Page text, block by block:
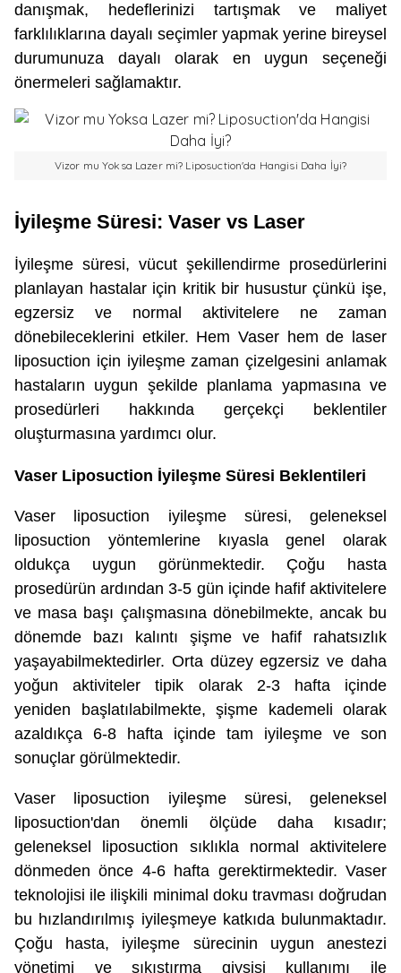
danışmak, hedeflerinizi tartışmak ve maliyet
farklılıklarına dayalı seçimler yapmak yerine bireysel
durumunuza dayalı olarak en uygun seçeneği
önermeleri sağlamaktır.
Vizor mu Yoksa Lazer mi? Liposuction'da Hangisi Daha İyi?
İyileşme Süresi: Vaser vs Laser
İyileşme süresi, vücut şekillendirme prosedürlerini
planlayan hastalar için kritik bir husustur çünkü işe,
egzersiz ve normal aktivitelere ne zaman
dönebileceklerini etkiler. Hem Vaser hem de laser
liposuction için iyileşme zaman çizelgesini anlamak
hastaların uygun şekilde planlama yapmasına ve
prosedürleri hakkında gerçekçi beklentiler
oluşturmasına yardımcı olur.
Vaser Liposuction İyileşme Süresi Beklentileri
Vaser liposuction iyileşme süresi, geleneksel
liposuction yöntemlerine kıyasla genel olarak
oldukça uygun görünmektedir. Çoğu hasta
prosedürün ardından 3-5 gün içinde hafif aktivitelere
ve masa başı çalışmasına dönebilmekte, ancak bu
dönemde bazı kalıntı şişme ve hafif rahatsızlık
yaşayabilmektedirler. Orta düzey egzersiz ve daha
yoğun aktiviteler tipik olarak 2-3 hafta içinde
yeniden başlatılabilmekte, şişme kademeli olarak
azaldıkça 6-8 hafta içinde tam iyileşme ve son
sonuçlar görülmektedir.
Vaser liposuction iyileşme süresi, geleneksel
liposuction'dan önemli ölçüde daha kısadır;
geleneksel liposuction sıklıkla normal aktivitelere
dönmeden önce 4-6 hafta gerektirmektedir. Vaser
teknolojisi ile ilişkili minimal doku travması doğrudan
bu hızlandırılmış iyileşmeye katkıda bulunmaktadır.
Çoğu hasta, iyileşme sürecinin uygun anestezi
yönetimi ve sıkıştırma giysisi kullanımı ile